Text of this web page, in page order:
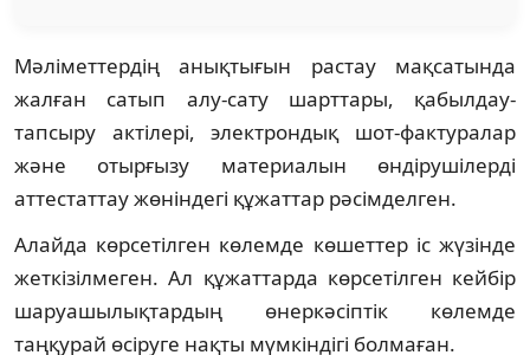
Мәліметтердің анықтығын растау мақсатында
жалған сатып алу-сату шарттары, қабылдау-
тапсыру актілері, электрондық шот-фактуралар
және отырғызу материалын өндірушілерді
аттестаттау жөніндегі құжаттар рәсімделген.
Алайда көрсетілген көлемде көшеттер іс жүзінде
жеткізілмеген. Ал құжаттарда көрсетілген кейбір
шаруашылықтардың өнеркәсіптік көлемде
таңқурай өсіруге нақты мүмкіндігі болмаған.